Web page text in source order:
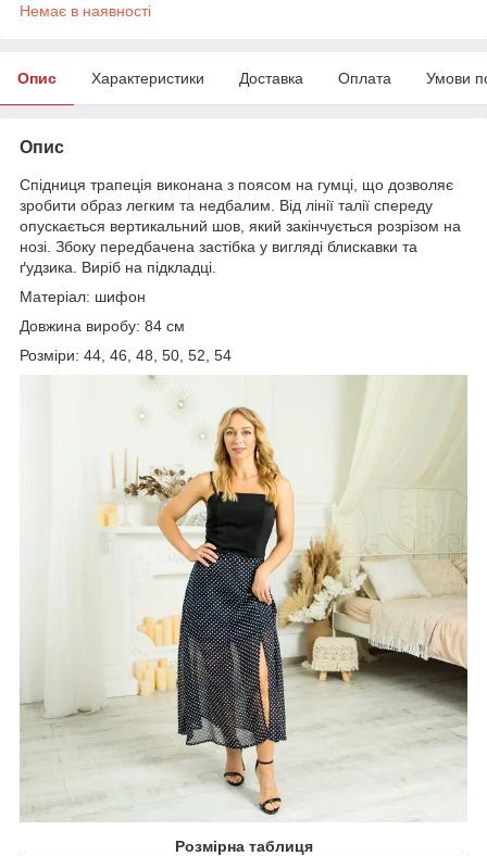
Немає в наявності
Опис Характеристики Доставка Оплата Умови
Опис
Спідниця трапеція виконана з поясом на гумці, що дозволяє
зробити образ легким та недбалим. Від лінії талії спереду
опускається вертикальний шов, який закінчується розрізом на
нозі. Збоку передбачена застібка у вигляді блискавки та
ґудзика. Виріб на підкладці.
Матеріал: шифон
Довжина виробу: 84 см
Розміри: 44, 46, 48, 50, 52, 54
Розмірна таблиця